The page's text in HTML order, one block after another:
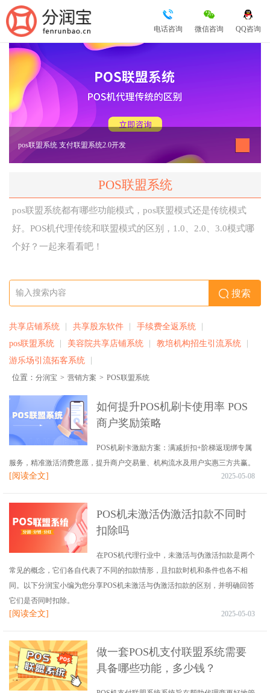
QQ咨询
微信咨询
电话咨询
pos联盟系统 支付联盟系统2.0开发
POS联盟系统
pos联盟系统都有哪些功能模式，pos联盟模式还是传统模式
好。POS机代理传统和联盟模式的区别，1.0、2.0、3.0模式哪
个好？一起来看看吧！
搜索
共享店铺系统 共享股东软件
手续费全返系统
pos联盟系统
美容院共享店铺系统
教培机构招生引流系统
游乐场引流拓客系统
位置： 分润宝 > 营销方案 > POS联盟系统
如何提升POS机刷卡使用率 POS
商户奖励策略
POS机刷卡激励方案：满减折扣+阶梯返现绑专属
服务，精准激活消费意愿，提升商户交易量、机构流水及用户实惠三方共赢。
[阅读全文] 2025-05-08
POS机未激活伪激活扣款不同时
扣除吗
在POS机代理行业中，未激活与伪激活扣款是两个
常见的概念，它们各自代表了不同的扣款情形，且扣款时机和条件也各不相
同。以下分润宝小编为您分享POS机未激活与伪激活扣款的区别，并明确回答
它们是否同时扣除。
[阅读全文] 2025-05-03
做一套POS机支付联盟系统需要
具备哪些功能，多少钱？